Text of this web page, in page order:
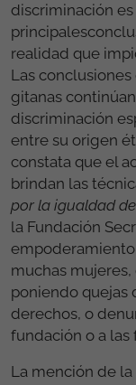
discriminación
realidad que
Las
gitanas
discriminación
entre su origen
constata que el
brindan las
por la igualdad
la Fundación
muchas mujeres,
poniendo quejas
derechos, o
fundación o a las
La mención de